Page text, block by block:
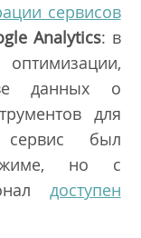
сервисов
Analytics: в
данных о
для
сервис был
но с
доступен